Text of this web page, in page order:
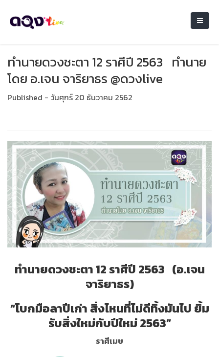
ทำนายดวงชะตา 12 ราศีปี 2563 ทำนาย
โดย อ.เจน จาริยาธร @ดวงlive
Published - วันศุกร์ 20 ธันวาคม 2562
ทำนายดวงชะตา 12 ราศีปี 2563 (อ.เจน
จาริยาธร)
“โบกมือลาปีเก่า สิ่งไหนที่ไม่ดีทิ้งมันไป ยิ้ม
รับสิ่งใหม่กับปีใหม่ 2563”
ราศีเมษ